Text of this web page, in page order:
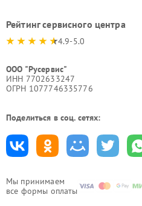
Мы принимаем
все формы оплаты
Рейтинг сервисного центра
4.9-5.0
ООО "Русервис"
ИНН 7702633247
ОГРН 1077746335776
Поделиться в соц. сетях: